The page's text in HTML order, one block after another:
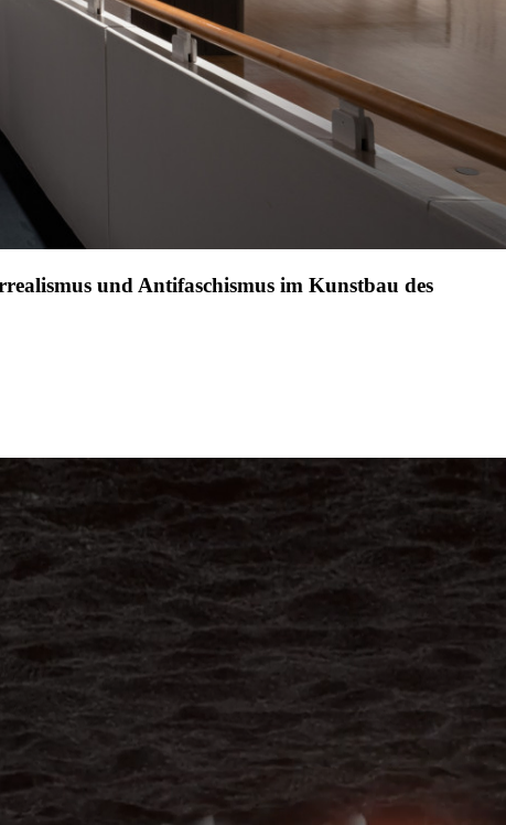
und Antifaschismus im Kunstbau des